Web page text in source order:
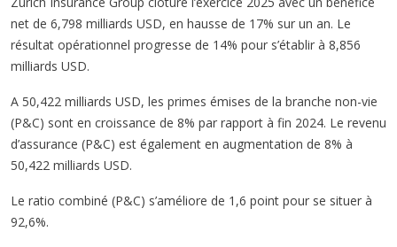
net de 6,798 milliards USD, en hausse de 17% sur un an. Le
résultat opérationnel progresse de 14% pour s’établir à 8,856
milliards USD.
A 50,422 milliards USD, les primes émises de la branche non-vie
(P&C) sont en croissance de 8% par rapport à fin 2024. Le revenu
d’assurance (P&C) est également en augmentation de 8% à
50,422 milliards USD.
Le ratio combiné (P&C) s’améliore de 1,6 point pour se situer à
92,6%.